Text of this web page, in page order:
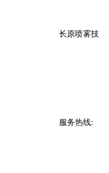
长原喷雾技
服务热线: